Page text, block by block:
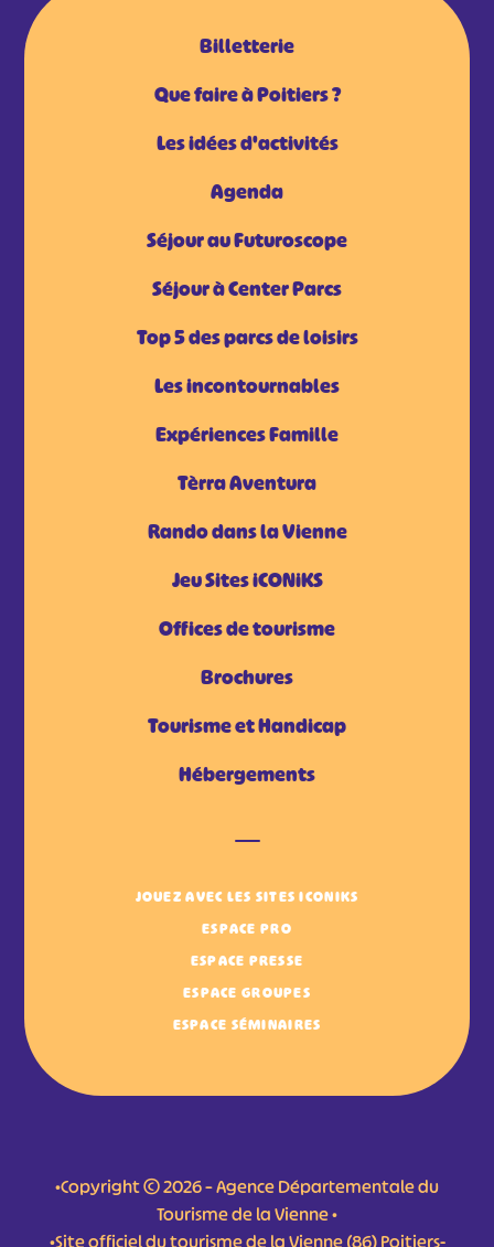
Billetterie
Que faire à Poitiers ?
Les idées d'activités
Agenda
Séjour au Futuroscope
Séjour à Center Parcs
Top 5 des parcs de loisirs
Les incontournables
Expériences Famille
Tèrra Aventura
Rando dans la Vienne
Jeu Sites iCONiKS
Offices de tourisme
Brochures
Tourisme et Handicap
Hébergements
JOUEZ AVEC LES SITES ICONIKS
ESPACE PRO
ESPACE PRESSE
ESPACE GROUPES
ESPACE SÉMINAIRES
•Copyright © 2026 – Agence Départementale du
Tourisme de la Vienne •
•Site officiel du tourisme de la Vienne (86) Poitiers-